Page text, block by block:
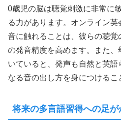
0歳児の脳は聴覚刺激に非常に
る力があります。オンライン
音に触れることは、彼らの聴
の発音精度を高めます。また
いていると、発声も自然と英
なる音の出し方を身につけるこ
将来の多言語習得への足が